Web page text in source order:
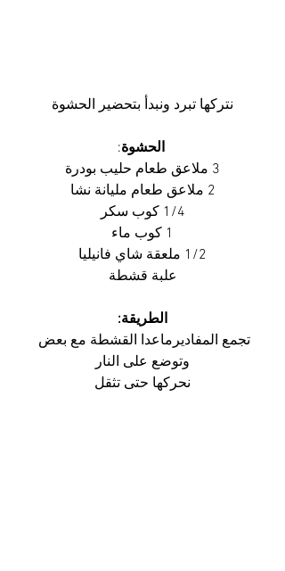
نتركها تبرد ونبدأ بتحضير الحشوة
الحشوة:
3 ملاعق طعام حليب بودرة
2 ملاعق طعام مليانة نشا
1/4 كوب سكر
1 كوب ماء
1/2 ملعقة شاي فانيليا
علبة قشطة
الطريقة:
تجمع المفاديرماعدا القشطة مع بعض
وتوضع على النار
نحركها حتى تثقل